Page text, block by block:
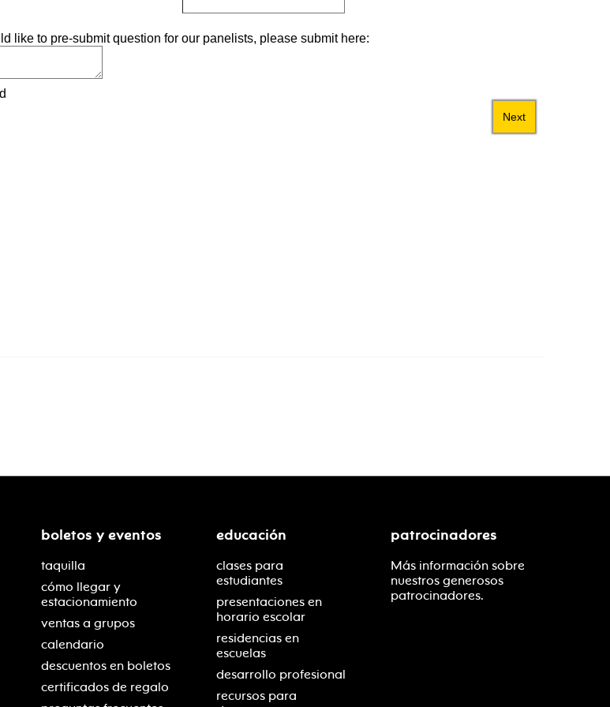
boletos y eventos
taquilla
cómo llegar y
estacionamiento
ventas a grupos
calendario
descuentos en boletos
certificados de regalo
educación
clases para
estudiantes
presentaciones en
horario escolar
residencias en
escuelas
desarrollo profesional
recursos para
patrocinadores
Más información sobre
nuestros generosos
patrocinadores.